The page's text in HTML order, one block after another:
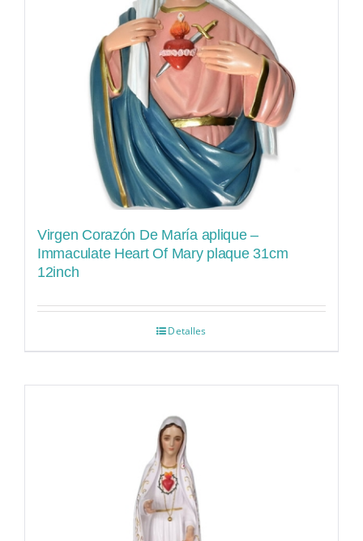
Virgen Corazón De María aplique –
Immaculate Heart Of Mary plaque 31cm
12inch
Detalles